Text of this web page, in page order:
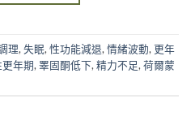
理, 失眠, 性功能減退, 情緒波動, 更年
更年期, 睪固酮低下, 精力不足, 荷爾蒙